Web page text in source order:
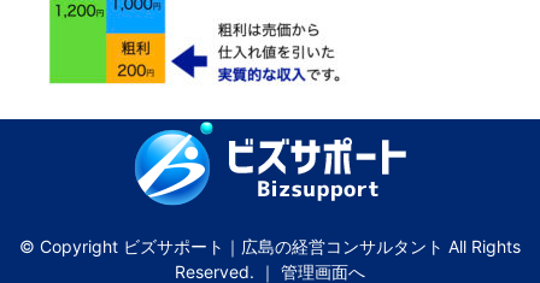
© Copyright ビズサポート｜広島の経営コンサルタント All Rights
Reserved. ｜ 管理画面へ